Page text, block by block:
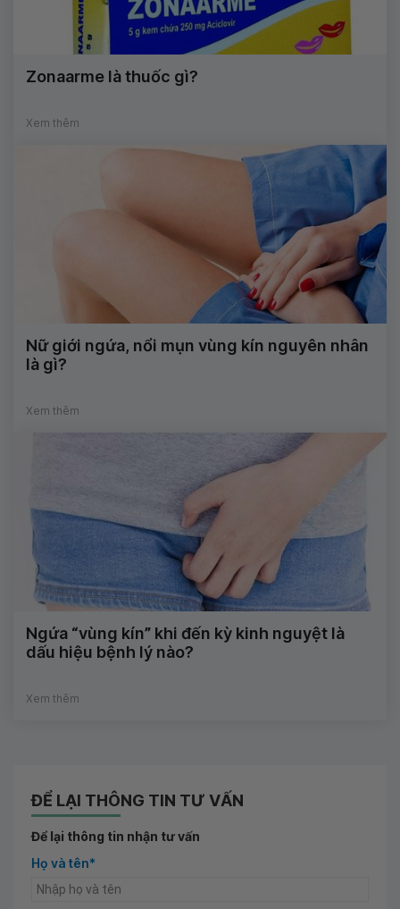
Zonaarme là thuốc gì?
Xem thêm
Nữ giới ngứa, nổi mụn vùng kín nguyên nhân
là gì?
Xem thêm
Ngứa‌ ‌“vùng‌ ‌kín”‌ ‌khi‌ ‌đến‌ ‌kỳ‌ ‌kinh‌ ‌nguyệt‌ ‌là‌
‌dấu‌ ‌hiệu‌ ‌bệnh‌ ‌lý‌ ‌nào?‌
Xem thêm
ĐỂ LẠI THÔNG TIN TƯ VẤN
Để lại thông tin nhận tư vấn
Họ và tên*